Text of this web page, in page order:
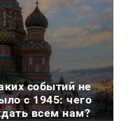
событий не
с 1945: чего
всем нам?